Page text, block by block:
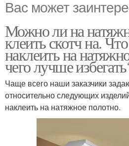
Вас может
Можно ли на
клеить скотч на.
наклеить на
чего лучше
Чаще всего наши заказчики
относительно следующих
наклеить на натяжное полотно.